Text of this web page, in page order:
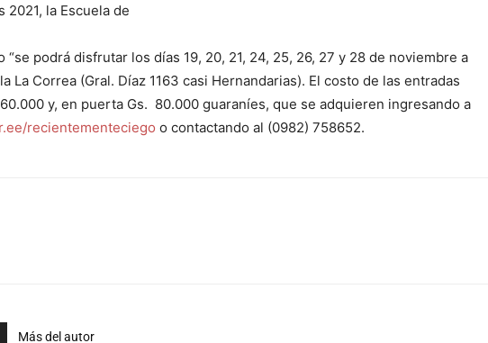
2021, la Escuela de
“se podrá disfrutar los días 19, 20, 21, 24, 25, 26, 27 y 28 de noviembre a
La Correa (Gral. Díaz 1163 casi Hernandarias). El costo de las entradas
y, en puerta Gs. 80.000 guaraníes, que se adquieren ingresando a
recientementeciego o contactando al (0982) 758652.
Más del autor